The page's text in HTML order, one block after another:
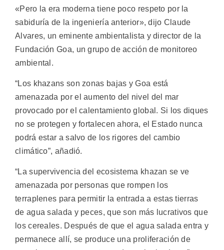
«Pero la era moderna tiene poco respeto por la
sabiduría de la ingeniería anterior», dijo Claude
Alvares, un eminente ambientalista y director de la
Fundación Goa, un grupo de acción de monitoreo
ambiental.
“Los khazans son zonas bajas y Goa está
amenazada por el aumento del nivel del mar
provocado por el calentamiento global. Si los diques
no se protegen y fortalecen ahora, el Estado nunca
podrá estar a salvo de los rigores del cambio
climático”, añadió.
“La supervivencia del ecosistema khazan se ve
amenazada por personas que rompen los
terraplenes para permitir la entrada a estas tierras
de agua salada y peces, que son más lucrativos que
los cereales. Después de que el agua salada entra y
permanece allí, se produce una proliferación de